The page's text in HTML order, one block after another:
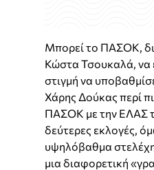
Μπορεί το ΠΑΣΟΚ,
Κώστα Τσουκαλά, να
στιγμή να
Χάρης Δούκας περί
ΠΑΣΟΚ με την ΕΛΑΣ
δεύτερες εκλογές,
υψηλόβαθμα
μια διαφορετική